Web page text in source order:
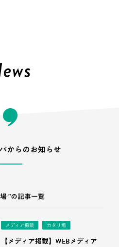
からのお知らせ
”の記事一覧
メディア掲載 カタリ場
【メディア掲載】WEBメディア